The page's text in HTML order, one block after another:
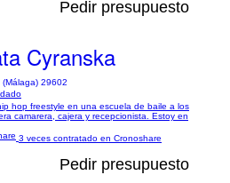
Pedir presupuesto
Cyranska
(Málaga) 29602
hop freestyle en una escuela de baile a los
camarera, cajera y recepcionista. Estoy en
3 veces contratado en Cronoshare
Pedir presupuesto